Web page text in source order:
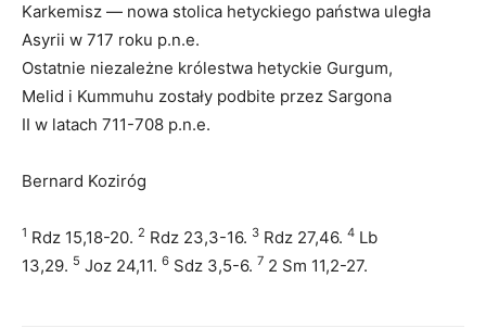
Karkemisz — nowa stolica hetyckiego państwa uległa
Asyrii w 717 roku p.n.e.
Ostatnie niezależne królestwa hetyckie Gurgum,
Melid i Kummuhu zostały podbite przez Sargona
II w latach 711-708 p.n.e.
Bernard Koziróg
1 Rdz 15,18-20. 2 Rdz 23,3-16. 3 Rdz 27,46. 4 Lb
13,29. 5 Joz 24,11. 6 Sdz 3,5-6. 7 2 Sm 11,2-27.